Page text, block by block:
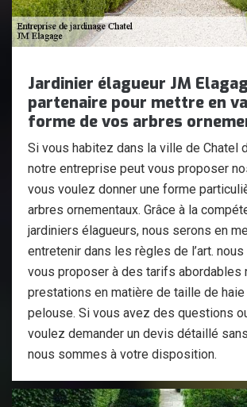
Jardinier élagueur JM
partenaire pour mettre en
forme de vos arbres
Si vous habitez dans la ville de Chatel
notre entreprise peut vous proposer
vous voulez donner une forme
arbres ornementaux. Grâce à la
jardiniers élagueurs, nous serons en
entretenir dans les règles de l’art.
vous proposer à des tarifs abordables
prestations en matière de taille de
pelouse. Si vous avez des questions
voulez demander un devis détaillé
nous sommes à votre disposition.